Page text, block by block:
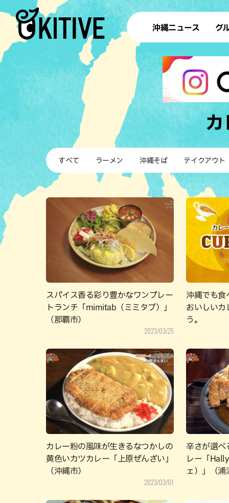
沖縄ニュース グ
ラ
テイ
すし
沖
ステー
その他
ブッフェ
ハン
カ
すべて ラーメン 沖縄そば テイクアウト
スパイス香る彩り豊かなワンプレー
トランチ「mimitab（ミミタブ）」
（那覇市）
2023/03/25
沖縄でも食
おいしいカ
う。
カレー粉の風味が生きるなつかしの
黄色いカツカレー「上原ぜんざい」
（沖縄市）
2023/03/01
辛さが選べ
レー「
ェ）」（浦